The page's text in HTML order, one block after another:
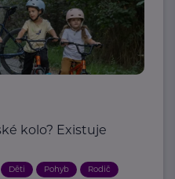
kolo? Existuje
Děti Pohyb Rodič